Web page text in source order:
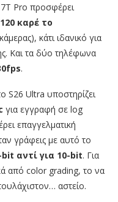
Pro προσφέρει
καρέ το
κάτι ιδανικό για
Και τα δύο τηλέφωνα
.
S26 Ultra υποστηρίζει
για εγγραφή σε log
επαγγελματική
γράφεις με αυτό το
bit αντί για 10-bit. Για
από color grading, το να
αστείο.